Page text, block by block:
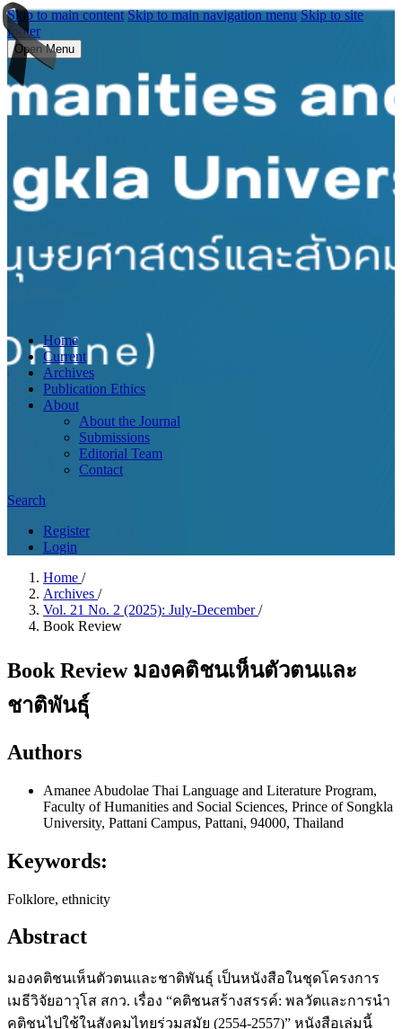
Skip to main content Skip to main navigation menu Skip to site
footer
Open Menu
Home
Current
Archives
Publication Ethics
About
About the Journal
Submissions
Editorial Team
Contact
Search
Register
Login
Home /
Archives /
Vol. 21 No. 2 (2025): July-December/
Book Review
Book Review มองคติชนเห็นตัวตนและ
ชาติพันธุ์
Authors
Amanee Abudolae Thai Language and Literature Program,
Faculty of Humanities and Social Sciences, Prince of Songkla
University, Pattani Campus, Pattani, 94000, Thailand
Keywords:
Folklore, ethnicity
Abstract
มองคติชนเห็นตัวตนและชาติพันธุ์ เป็นหนังสือในชุดโครงการ
เมธีวิจัยอาวุโส สกว. เรื่อง “คติชนสร้างสรรค์: พลวัตและการนำ
คติชนไปใช้ในสังคมไทยร่วมสมัย (2554-2557)” หนังสือเล่มนี้